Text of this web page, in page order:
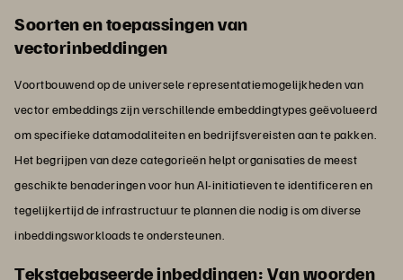
Soorten en toepassingen van
vectorinbeddingen
Voortbouwend op de universele representatiemogelijkheden van
vector embeddings zijn verschillende embeddingtypes geëvolueerd
om specifieke datamodaliteiten en bedrijfsvereisten aan te pakken.
Het begrijpen van deze categorieën helpt organisaties de meest
geschikte benaderingen voor hun AI-initiatieven te identificeren en
tegelijkertijd de infrastructuur te plannen die nodig is om diverse
inbeddingsworkloads te ondersteunen.
Tekstgebaseerde inbeddingen: Van woorden